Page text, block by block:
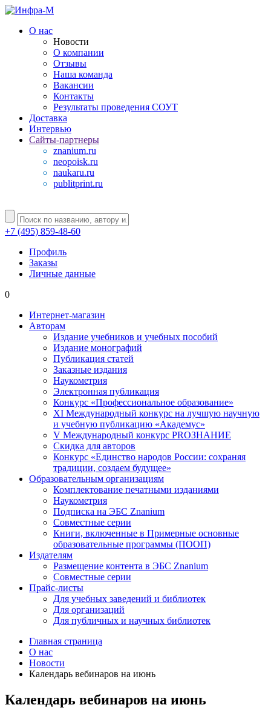
О нас
Новости
О компании
Отзывы
Наша команда
Вакансии
Контакты
Результаты проведения СОУТ
Доставка
Интервью
Сайты-партнеры
znanium.ru
neopoisk.ru
naukaru.ru
publitprint.ru
+7 (495) 859-48-60
Профиль
Заказы
Личные данные
0
Интернет-магазин
Авторам
Издание учебников и учебных пособий
Издание монографий
Публикация статей
Заказные издания
Наукометрия
Электронная публикация
Конкурс «Профессиональное образование»
XI Международный конкурс на лучшую научную
и учебную публикацию «Академус»
V Международный конкурс PROЗНАНИЕ
Скидка для авторов
Конкурс «Единство народов России: сохраняя
традиции, создаем будущее»
Образовательным организациям
Комплектование печатными изданиями
Наукометрия
Подписка на ЭБС Znanium
Совместные серии
Книги, включенные в Примерные основные
образовательные программы (ПООП)
Издателям
Размещение контента в ЭБС Znanium
Совместные серии
Прайс-листы
Для учебных заведений и библиотек
Для организаций
Для публичных и научных библиотек
Главная страница
О нас
Новости
Календарь вебинаров на июнь
Календарь вебинаров на июнь